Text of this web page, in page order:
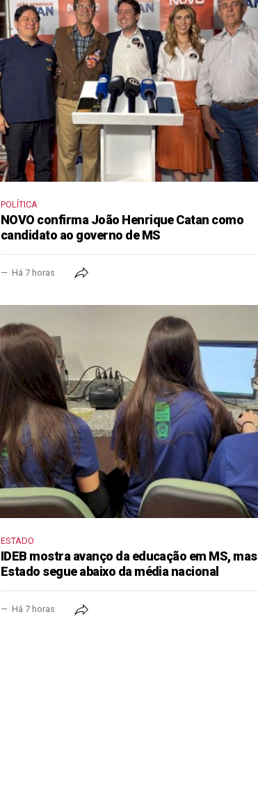
POLÍTICA
NOVO confirma João Henrique Catan como
candidato ao governo de MS
Há 7 horas
ESTADO
IDEB mostra avanço da educação em MS, mas
Estado segue abaixo da média nacional
Há 7 horas